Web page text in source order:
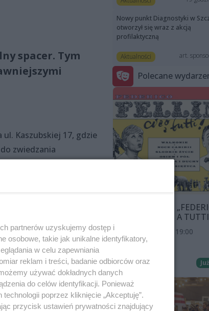
spacer. Tym
ul. Kaszubskiej 17, gdzie
zwiedzania
najaktywniejszych
LEGEND &
w legendy...
a specjalny
Oczywiście
w Szczecinie są
Nowy punkt Diagnostyki w
otworzył się wraz z akcją
profilaktyczną
Aktualności art.
Polecane
PRZEGLĄD
FELLINI: CIAO A
8 sierpnia 2026, 19:00
Kino Pionier
Film
partnerów uzyskujemy dostęp i
osobowe, takie jak unikalne identyfikatory,
w celu zapewniania
reklam i treści, badanie odbiorców oraz
używać dokładnych danych
do celów identyfikacji. Ponieważ
poprzez kliknięcie „Akceptuję”.
przycisk ustawień prywatności znajdujący